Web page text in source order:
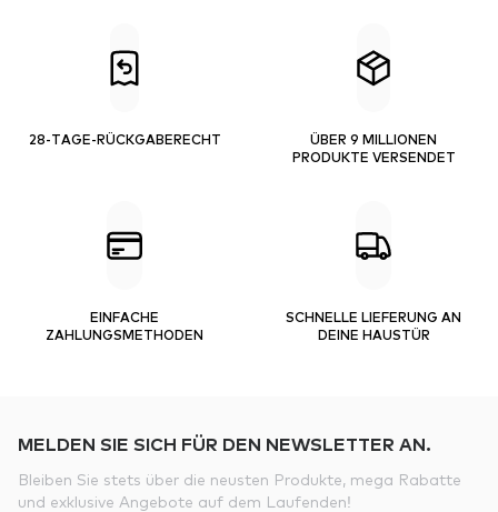
28-TAGE-RÜCKGABERECHT
ÜBER 9 MILLIONEN
PRODUKTE VERSENDET
EINFACHE
ZAHLUNGSMETHODEN
SCHNELLE LIEFERUNG AN
DEINE HAUSTÜR
MELDEN SIE SICH FÜR DEN NEWSLETTER AN.
Bleiben Sie stets über die neusten Produkte, mega Rabatte
und exklusive Angebote auf dem Laufenden!